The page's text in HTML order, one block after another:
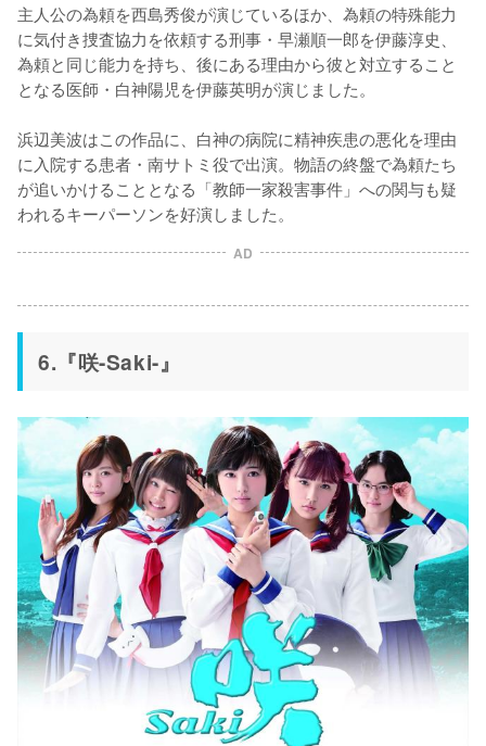
主人公の為頼を西島秀俊が演じているほか、為頼の特殊能力
に気付き捜査協力を依頼する刑事・早瀬順一郎を伊藤淳史、
為頼と同じ能力を持ち、後にある理由から彼と対立すること
となる医師・白神陽児を伊藤英明が演じました。
浜辺美波はこの作品に、白神の病院に精神疾患の悪化を理由
に入院する患者・南サトミ役で出演。物語の終盤で為頼たち
が追いかけることとなる「教師一家殺害事件」への関与も疑
われるキーパーソンを好演しました。
AD
6.『咲-Saki-』